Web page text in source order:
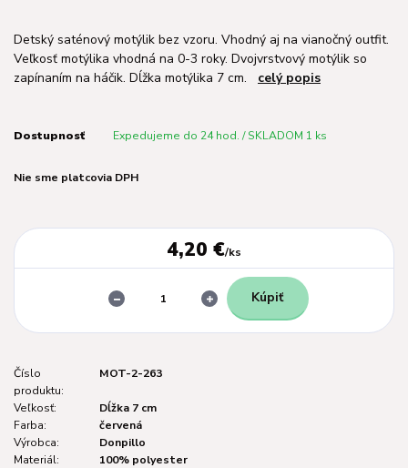
Detský saténový motýlik bez vzoru. Vhodný aj na vianočný outfit.
Veľkosť motýlika vhodná na 0-3 roky. Dvojvrstvový motýlik so
zapínaním na háčik. Dĺžka motýlika 7 cm. celý popis
Dostupnosť Expedujeme do 24 hod. / SKLADOM 1 ks
Nie sme platcovia DPH
4,20 €/ks
Kúpiť
Číslo
produktu:
MOT-2-263
Veľkosť:
Dĺžka 7 cm
Farba:
červená
Výrobca:
Donpillo
Materiál:
100% polyester